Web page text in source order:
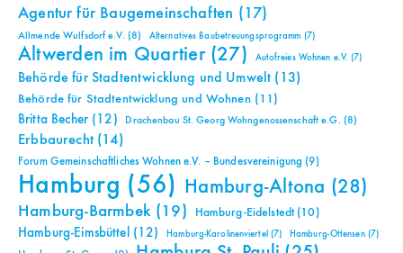
Agentur für Baugemeinschaften (17)
Allmende Wulfsdorf e.V. (8) Alternatives Baubetreuungsprogramm (7)
Altwerden im Quartier(27) Autofreies Wohnen e.V. (7)
Behörde für Stadtentwicklung und Umwelt (13)
Behörde für Stadtentwicklung und Wohnen(11)
Britta Becher(12) Drachenbau St. Georg Wohngenossenschaft e.G. (8)
Erbbaurecht(14)
Forum Gemeinschaftliches Wohnen e.V. – Bundesvereinigung (9)
Hamburg (56) Hamburg-Altona (28)
Hamburg-Barmbek(19) Hamburg-Eidelstedt(10)
Hamburg-Eimsbüttel (12) Hamburg-Karolinenviertel (7) Hamburg-Ottensen(7)